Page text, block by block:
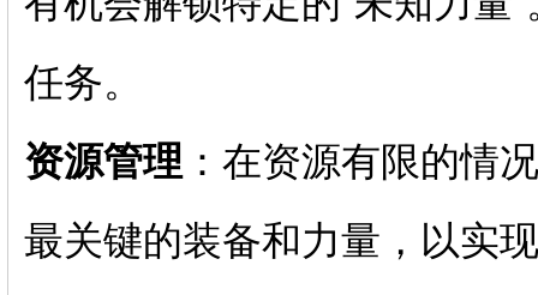
任务。
资源管理 ：在资源有限的情
最关键的装备和力量，以实